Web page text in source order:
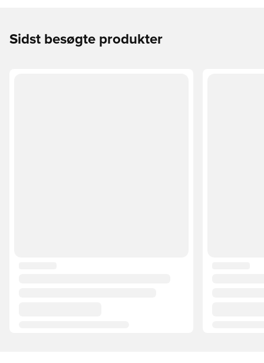
Sidst besøgte produkter